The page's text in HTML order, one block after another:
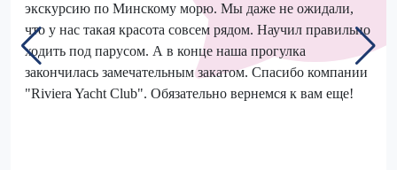
экскурсию по Минскому морю. Мы даже не ожидали,
что у нас такая красота совсем рядом. Научил правильно
ходить под парусом. А в конце наша прогулка
закончилась замечательным закатом. Спасибо компании
"Riviera Yacht Club". Обязательно вернемся к вам еще!